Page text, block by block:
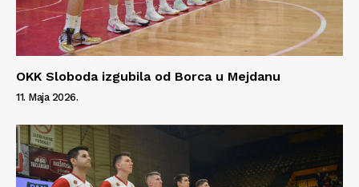
OKK Sloboda izgubila od Borca u Mejdanu
11. Maja 2026.